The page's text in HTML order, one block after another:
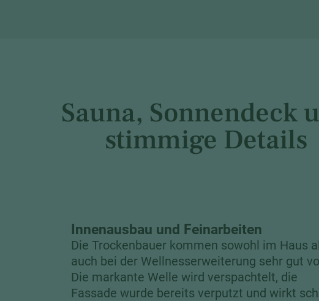
Sauna, Sonnendeck
stimmige Details
Innenausbau und Feinarbeiten
Die Trockenbauer kommen sowohl im Haus
auch bei der Wellnesserweiterung sehr gut
Die markante Welle wird verspachtelt, die
Fassade wurde bereits verputzt und wirkt